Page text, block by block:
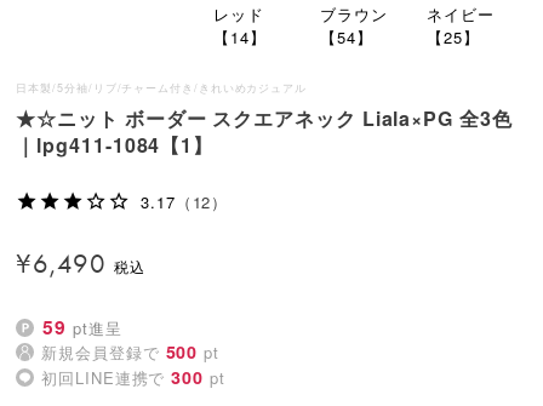
レッド
【14】
ブラウン
【54】
ネイビー
【25】
日本製/5分袖/リブ/チャーム付き/きれいめカジュアル
★☆ニット ボーダー スクエアネック Liala×PG 全3色
｜lpg411-1084【1】
3.17 （12）
¥6,490
59 pt進呈
新規会員登録で 500 pt
初回LINE連携で 300 pt